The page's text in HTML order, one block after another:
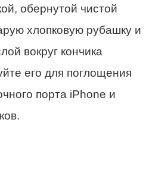
обернутой чистой
хлопковую рубашку и
вокруг кончика
его для поглощения
порта iPhone и